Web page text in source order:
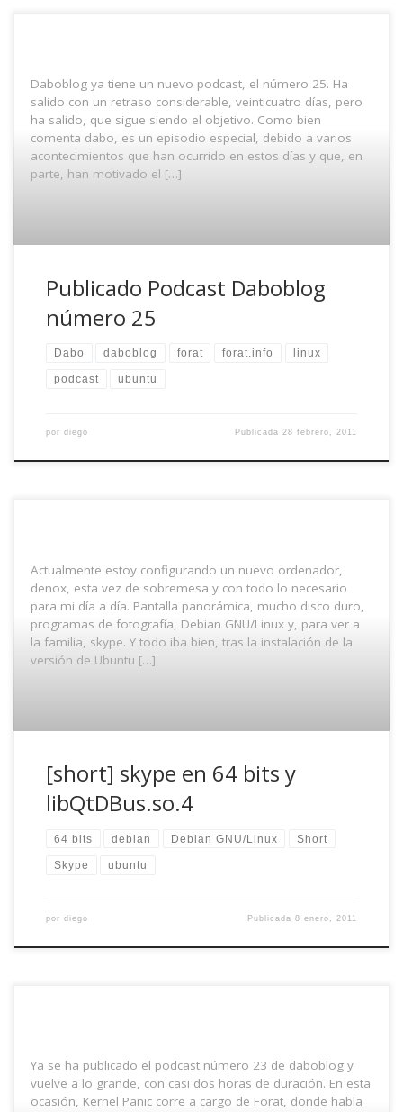
Daboblog ya tiene un nuevo podcast, el número 25. Ha
salido con un retraso considerable, veinticuatro días, pero
ha salido, que sigue siendo el objetivo. Como bien
comenta dabo, es un episodio especial, debido a varios
acontecimientos que han ocurrido en estos días y que, en
parte, han motivado el […]
Publicado Podcast Daboblog
número 25
Dabo daboblog forat forat.info linux
podcast ubuntu
por diego Publicada28 febrero, 2011
Actualmente estoy configurando un nuevo ordenador,
denox, esta vez de sobremesa y con todo lo necesario
para mi día a día. Pantalla panorámica, mucho disco duro,
programas de fotografía, Debian GNU/Linux y, para ver a
la familia, skype. Y todo iba bien, tras la instalación de la
versión de Ubuntu […]
[short] skype en 64 bits y
libQtDBus.so.4
64 bits debian Debian GNU/Linux Short
Skype ubuntu
por diego Publicada8 enero, 2011
Ya se ha publicado el podcast número 23 de daboblog y
vuelve a lo grande, con casi dos horas de duración. En esta
ocasión, Kernel Panic corre a cargo de Forat, donde habla